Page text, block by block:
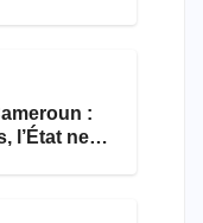
:
l’État ne